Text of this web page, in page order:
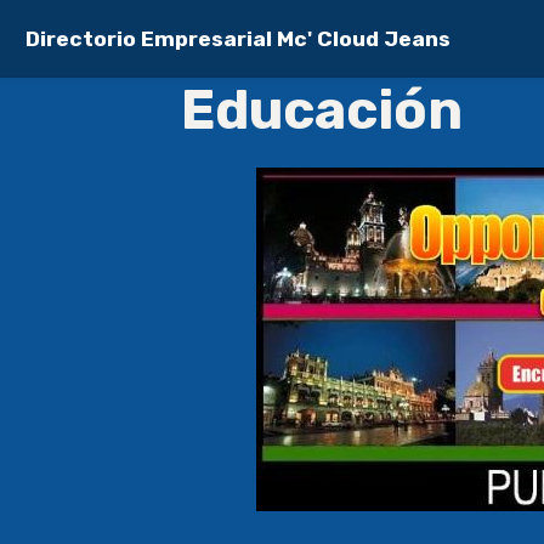
Directorio Empresarial Mc' Cloud Jeans
Educación